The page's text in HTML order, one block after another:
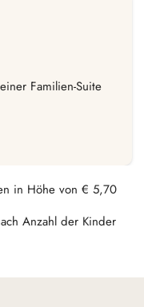
Familien-Suite
in Höhe von € 5,70
Anzahl der Kinder